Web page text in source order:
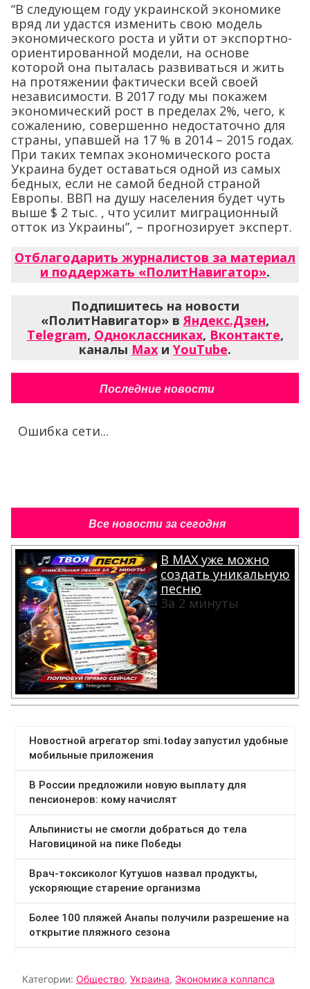
“В следующем году украинской экономике
вряд ли удастся изменить свою модель
экономического роста и уйти от экспортно-
ориентированной модели, на основе
которой она пыталась развиваться и жить
на протяжении фактически всей своей
независимости. В 2017 году мы покажем
экономический рост в пределах 2%, чего, к
сожалению, совершенно недостаточно для
страны, упавшей на 17 % в 2014 – 2015 годах.
При таких темпах экономического роста
Украина будет оставаться одной из самых
бедных, если не самой бедной страной
Европы. ВВП на душу населения будет чуть
выше $ 2 тыс. , что усилит миграционный
отток из Украины”, – прогнозирует эксперт.
Отблагодарить журналистов за материал
и поддержать «ПолитНавигатор».
Подпишитесь на новости
«ПолитНавигатор» вЯндекс.Дзен,
Telegram, Одноклассниках, Вконтакте,
каналы Max и YouTube.
Последние новости
Ошибка сети...
Все новости за сегодня
В MAX уже можно
создать уникальную
песню
За 2 минуты
Категории: Общество, Украина, Экономика коллапса